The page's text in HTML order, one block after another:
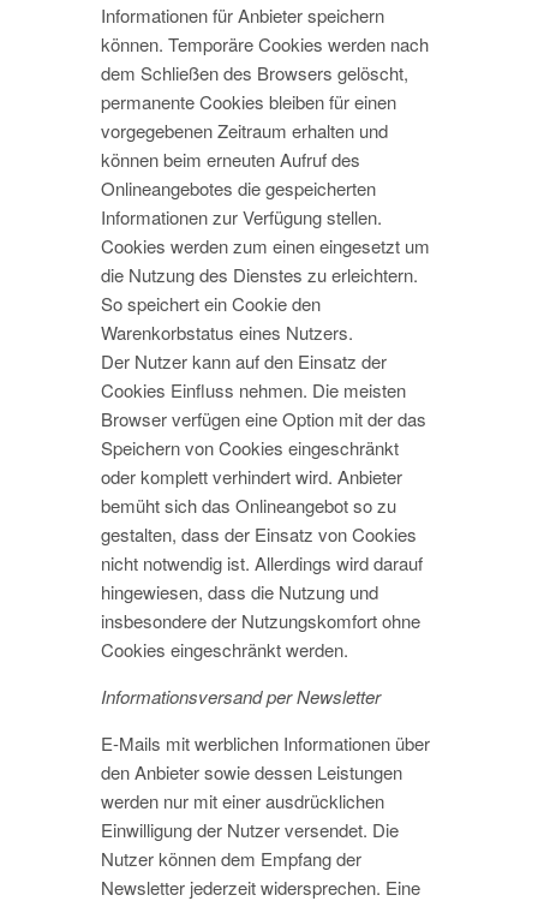
Informationen für Anbieter speichern
können. Temporäre Cookies werden nach
dem Schließen des Browsers gelöscht,
permanente Cookies bleiben für einen
vorgegebenen Zeitraum erhalten und
können beim erneuten Aufruf des
Onlineangebotes die gespeicherten
Informationen zur Verfügung stellen.
Cookies werden zum einen eingesetzt um
die Nutzung des Dienstes zu erleichtern.
So speichert ein Cookie den
Warenkorbstatus eines Nutzers.
Der Nutzer kann auf den Einsatz der
Cookies Einfluss nehmen. Die meisten
Browser verfügen eine Option mit der das
Speichern von Cookies eingeschränkt
oder komplett verhindert wird. Anbieter
bemüht sich das Onlineangebot so zu
gestalten, dass der Einsatz von Cookies
nicht notwendig ist. Allerdings wird darauf
hingewiesen, dass die Nutzung und
insbesondere der Nutzungskomfort ohne
Cookies eingeschränkt werden.
Informationsversand per Newsletter
E-Mails mit werblichen Informationen über
den Anbieter sowie dessen Leistungen
werden nur mit einer ausdrücklichen
Einwilligung der Nutzer versendet. Die
Nutzer können dem Empfang der
Newsletter jederzeit widersprechen. Eine